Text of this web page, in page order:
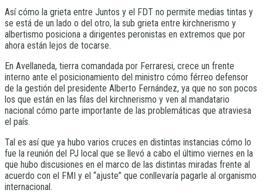
Así cómo la grieta entre Juntos y el FDT no permite medias tintas y
se está de un lado o del otro, la sub grieta entre kirchnerismo y
albertismo posiciona a dirigentes peronistas en extremos que por
ahora están lejos de tocarse.
En Avellaneda, tierra comandada por Ferraresi, crece un frente
interno ante el posicionamiento del ministro cómo férreo defensor
de la gestión del presidente Alberto Fernández, ya que no son pocos
los que están en las filas del kirchnerismo y ven al mandatario
nacional cómo parte importante de las problemáticas que atraviesa
el país.
Tal es así que ya hubo varios cruces en distintas instancias cómo lo
fue la reunión del PJ local que se llevó a cabo el último viernes en la
que hubo discusiones en el marco de las distintas miradas frente al
acuerdo con el FMI y el “ajuste” que conllevaría pagarle al organismo
internacional.